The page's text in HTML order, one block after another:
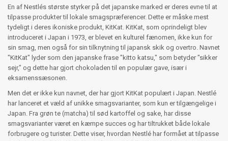
En af Nestlés største styrker på det japanske marked er deres evne til at
tilpasse produkter til lokale smagspræferencer. Dette er måske mest
tydeligt i deres ikoniske produkt, KitKat. KitKat, som oprindeligt blev
introduceret i Japan i 1973, er blevet en kulturel fænomen, ikke kun for
sin smag, men også for sin tilknytning til japansk skik og overtro. Navnet
"KitKat" lyder som den japanske frase "kitto katsu," som betyder "sikker
sejr," og dette har gjort chokoladen til en populær gave, især i
eksamenssæsonen.
Men det er ikke kun navnet, der har gjort KitKat populært i Japan. Nestlé
har lanceret et væld af unikke smagsvarianter, som kun er tilgængelige i
Japan. Fra grøn te (matcha) til sød kartoffel og sake, har disse
smagsvarianter været en kæmpe succes og har tiltrukket både lokale
forbrugere og turister. Dette viser, hvordan Nestlé har formået at tilpasse